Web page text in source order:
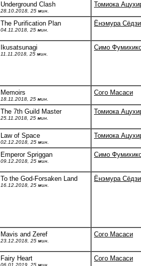
Underground Clash
28.10.2018, 25 мин.
Томиока
The Purification Plan
04.11.2018, 25 мин.
Ёнэмура Сёдзи
Ikusatsunagi
11.11.2018, 25 мин.
Симо
Memoirs
18.11.2018, 25 мин.
Сого Масаси
The 7th Guild Master
25.11.2018, 25 мин.
Томиока
Law of Space
02.12.2018, 25 мин.
Томиока
Emperor Spriggan
09.12.2018, 25 мин.
Симо
To the God-Forsaken Land
16.12.2018, 25 мин.
Ёнэмура Сёдзи
Mavis and Zeref
23.12.2018, 25 мин.
Сого Масаси
Fairy Heart
06.01.2019, 25 мин.
Сого Масаси